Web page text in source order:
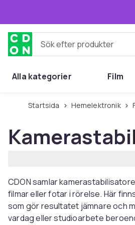
Sök efter produkter
Alla kategorier Film
Startsida Hemelektronik
CDON samlar
filmar eller fotar i rörelse. Här
som gör resultatet jämnare och
vardag eller studioarbete